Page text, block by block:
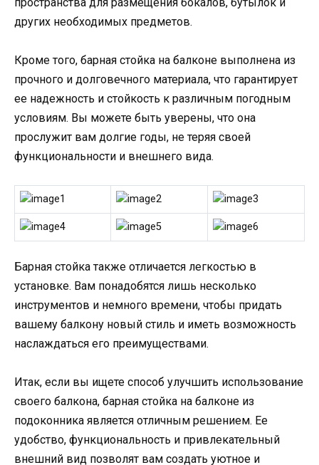
других необходимых предметов.
Кроме того, барная стойка на балконе выполнена из
прочного и долговечного материала, что гарантирует
ее надежность и стойкость к различным погодным
условиям. Вы можете быть уверены, что она
прослужит вам долгие годы, не теряя своей
функциональности и внешнего вида.
Барная стойка также отличается легкостью в
установке. Вам понадобятся лишь несколько
инструментов и немного времени, чтобы придать
вашему балкону новый стиль и иметь возможность
наслаждаться его преимуществами.
Итак, если вы ищете способ улучшить использование
своего балкона, барная стойка на балконе из
подоконника является отличным решением. Ее
удобство, функциональность и привлекательный
внешний вид позволят вам создать уютное и